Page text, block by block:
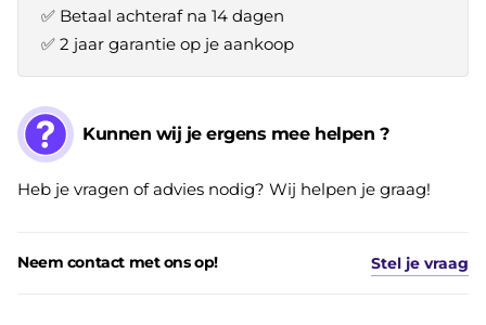
✅ Betaal achteraf na 14 dagen
✅ 2 jaar garantie op je aankoop
Kunnen wij je ergens mee helpen ?
Heb je vragen of advies nodig? Wij helpen je graag!
Neem contact met ons op! Stel je vraag